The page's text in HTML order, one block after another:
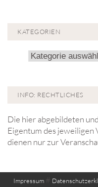
KATEGORIEN
Kategorien
INFO: RECHTLICHES
Die hier abgebildeten
Eigentum des jeweiligen
dienen nur zur
Impressum #